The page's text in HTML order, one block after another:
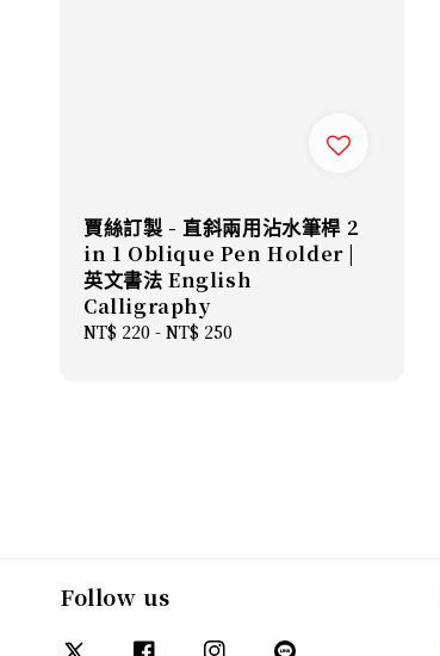
賈絲訂製 - 直斜兩用沾水筆桿 2
in 1 Oblique Pen Holder |
英文書法 English
Calligraphy
Regular
NT$ 220 - NT$ 250
Follow us